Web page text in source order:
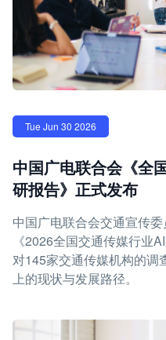
Tue Jun 30 2026
中国广电联合会《全
研报告》正式发布
中国广电联合会交通宣传
《2026全国交通传媒行业
对145家交通传媒机构的调
上的现状与发展路径。